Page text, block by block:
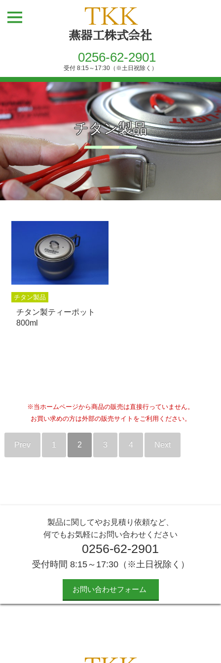
0256-62-2901
受付 8:15～17:30（※土日祝除く）
チタン製品
チタン製品
チタン製ティーポット
800ml
※当ホームページから商品の販売は直接行っていません。
お買い求めの方は外部の販売サイトをご利用ください。
Prev 1 2 3 4 Next
製品に関してやお見積り依頼など、
何でもお気軽にお問い合わせください
0256-62-2901
受付時間 8:15～17:30（※土日祝除く）
お問い合わせフォーム